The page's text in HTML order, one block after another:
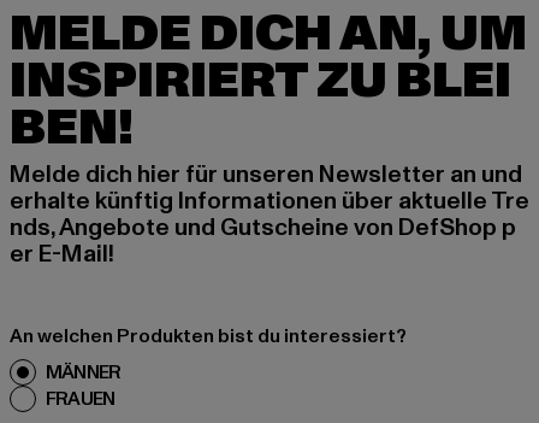
MELDE DICH AN, UM
INSPIRIERT ZU BLEI
BEN!
Melde dich hier für unseren Newsletter an und
erhalte künftig Informationen über aktuelle Tre
nds, Angebote und Gutscheine von DefShop p
er E-Mail!
An welchen Produkten bist du interessiert?
MÄNNER
FRAUEN